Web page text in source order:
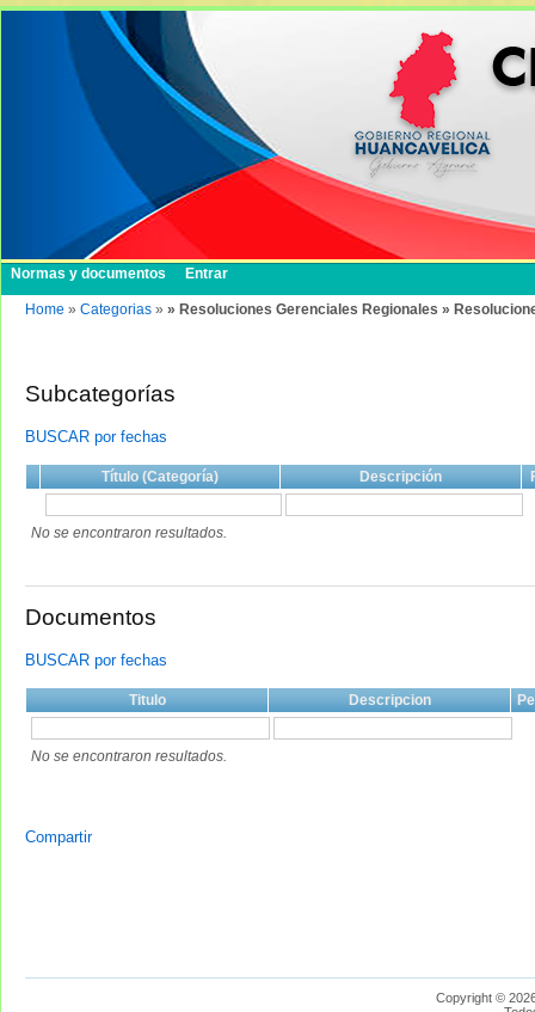
Normas y documentos Entrar
Home » Categorias » » Resoluciones Gerenciales Regionales »
Subcategorías
BUSCAR por fechas
Título (Categoría) Descripción
No se encontraron resultados.
Documentos
BUSCAR por fechas
Titulo Descripcion
No se encontraron resultados.
Compartir
Copyright ©